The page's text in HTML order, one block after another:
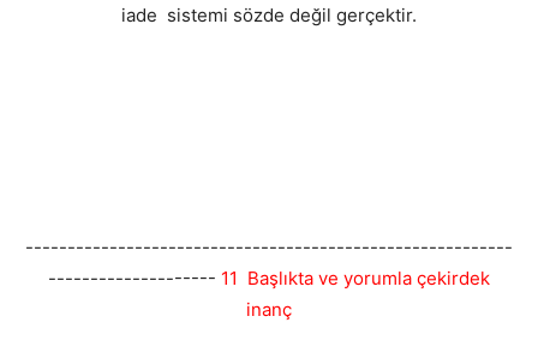
iade sistemi sözde değil gerçektir.
----------------------------------------------------------
-------------------- 11 Başlıkta ve yorumla çekirdek
inanç